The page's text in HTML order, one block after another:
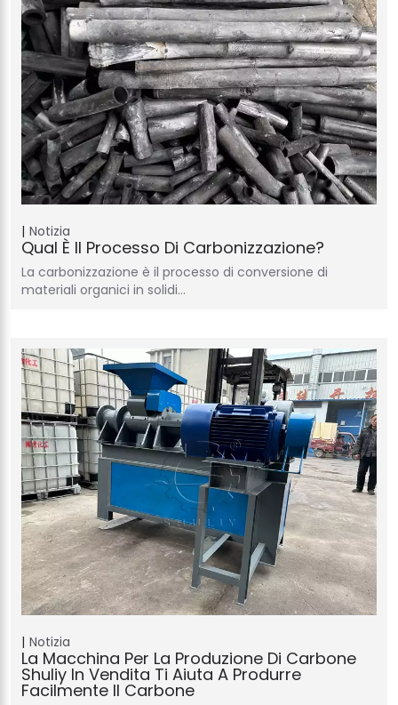
Notizia
Qual È Il Processo Di Carbonizzazione?
La carbonizzazione è il processo di conversione di
materiali organici in solidi…
Notizia
La Macchina Per La Produzione Di Carbone
Shuliy In Vendita Ti Aiuta A Produrre
Facilmente Il Carbone